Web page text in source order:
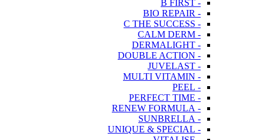
- B FIRST
- BIO REPAIR
- C THE SUCCESS
- CALM DERM
- DERMALIGHT
- DOUBLE ACTION
- JUVELAST
- MULTI VITAMIN
- PEEL
- PERFECT TIME
- RENEW FORMULA
- SUNBRELLA
- UNIQUE & SPECIAL